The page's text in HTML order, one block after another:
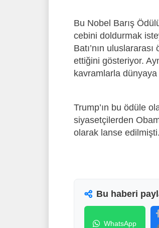
Bu Nobel Barış
cebini doldurmak
Batı’nın
ettiğini gösteriyor.
kavramlarla
Trump’ın bu ödüle
siyasetçilerden
olarak lanse edilmişti.
Bu haberi
WhatsApp